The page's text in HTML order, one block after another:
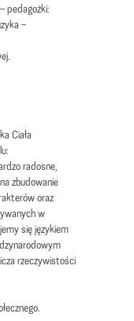
pedagożki:
–
Ciała
radosne,
zbudowanie
oraz
w
się językiem
rzeczywistości